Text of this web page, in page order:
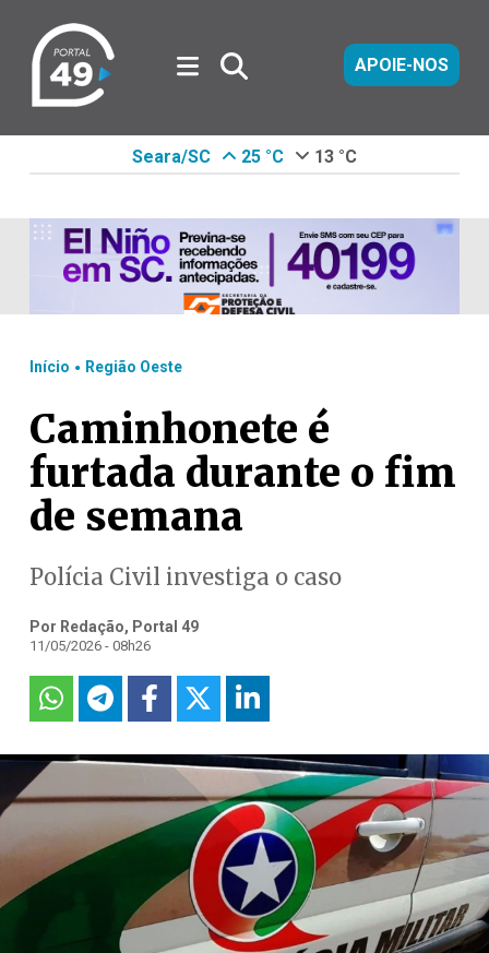
APOIE-NOS
Seara/SC 25 °C 13 °C
Início . Região Oeste
Caminhonete é
furtada durante o fim
de semana
Polícia Civil investiga o caso
Por Redação, Portal 49
11/05/2026 - 08h26